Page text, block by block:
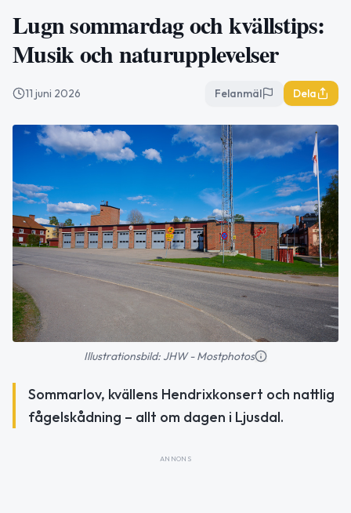
Lugn sommardag och kvällstips:
Musik och naturupplevelser
11 juni 2026 Felanmäl Dela
Illustrationsbild: JHW - Mostphotos
Sommarlov, kvällens Hendrixkonsert och nattlig
fågelskådning – allt om dagen i Ljusdal.
ANNONS